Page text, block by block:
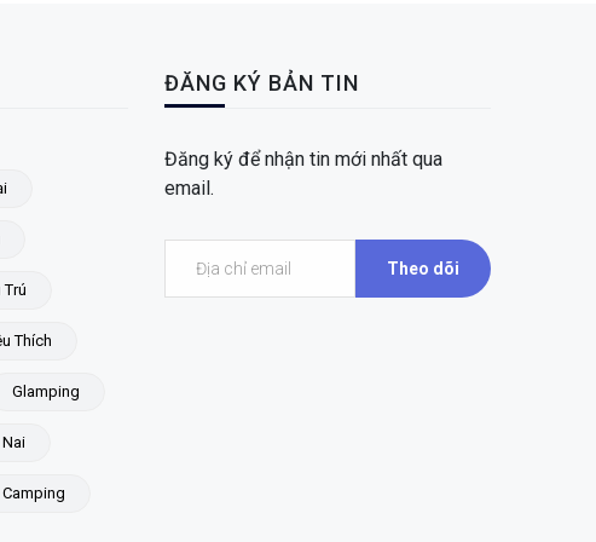
Trú
Thích
Glamping
Camping
ĐĂNG KÝ BẢN TIN
Đăng ký để nhận tin mới nhất qua
email.
Theo dõi